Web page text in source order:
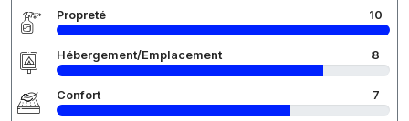
Propreté 10
Hébergement/Emplacement 8
Confort 7